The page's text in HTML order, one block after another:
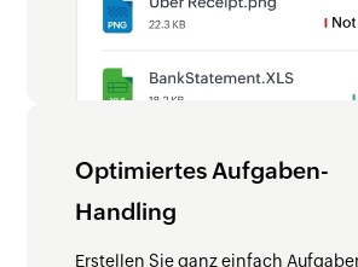
Optimiertes Aufgaben-
Handling
Erstellen Sie ganz einfach